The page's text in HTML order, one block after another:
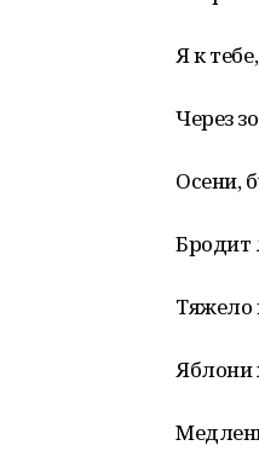
Я к
Через
Осени,
Бродит
Тяжело
Яблони